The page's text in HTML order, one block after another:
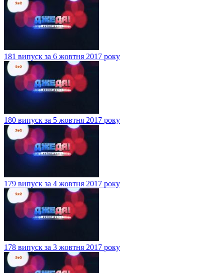
181 випуск за 6 жовтня 2017 року
180 випуск за 5 жовтня 2017 року
179 випуск за 4 жовтня 2017 року
178 випуск за 3 жовтня 2017 року